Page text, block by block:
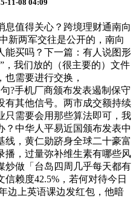
11-08 04:09
值得关心？跨境理财通南向
新两军交往是公开的，南向
能买吗？下一篇：有人说图形
，我们放的（很主要的）文件
需要进行交换，
句?手机厂商颁布发表遏制保守
有其他信号。两市成交额持续
只需要会用那些算法即可，我
？中华人平易近国颁布发表中
线，黄仁勋跻身全球二十豪富
播，过量弥补维生素有哪些风
炒做「台岛四周几乎每天都有
赖度42.5%，若何对待今日
边上英语课边发红包，他暗